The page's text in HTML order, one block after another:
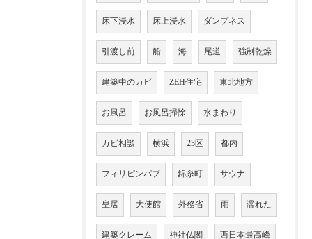
床下浸水 床上浸水 ダンプネス
引渡し前 船 海 尾道 強制乾燥
建築中のカビ ZEH住宅 東北地方
お風呂 お風呂掃除 水まわり
カビ相談 横浜 23区 都内
フィリピンパブ 錦糸町 サウナ
皇居 大使館 外務省 雨 濡れた
建築クレーム 神社仏閣 西日本最高峰